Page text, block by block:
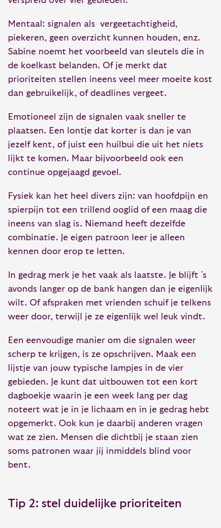
Mentaal: signalen als vergeetachtigheid,
piekeren, geen overzicht kunnen houden, enz.
Sabine noemt het voorbeeld van sleutels die in
de koelkast belanden. Of je merkt dat
prioriteiten stellen ineens veel meer moeite kost
dan gebruikelijk, of deadlines vergeet.
Emotioneel zijn de signalen vaak sneller te
plaatsen. Een lontje dat korter is dan je van
jezelf kent, of juist een huilbui die uit het niets
lijkt te komen. Maar bijvoorbeeld ook een
continue opgejaagd gevoel.
Fysiek kan het heel divers zijn: van hoofdpijn en
spierpijn tot een trillend ooglid of een maag die
ineens van slag is. Niemand heeft dezelfde
combinatie. Je eigen patroon leer je alleen
kennen door erop te letten.
In gedrag merk je het vaak als laatste. Je blijft ’s
avonds langer op de bank hangen dan je eigenlijk
wilt. Of afspraken met vrienden schuif je telkens
weer door, terwijl je ze eigenlijk wel leuk vindt.
Een eenvoudige manier om die signalen weer
scherp te krijgen, is ze opschrijven. Maak een
lijstje van jouw typische lampjes in de vier
gebieden. Je kunt dat uitbouwen tot een kort
dagboekje waarin je een week lang per dag
noteert wat je in je lichaam en in je gedrag hebt
opgemerkt. Ook kun je daarbij anderen vragen
wat ze zien. Mensen die dichtbij je staan zien
soms patronen waar jij inmiddels blind voor
bent.
Tip 2: stel duidelijke prioriteiten